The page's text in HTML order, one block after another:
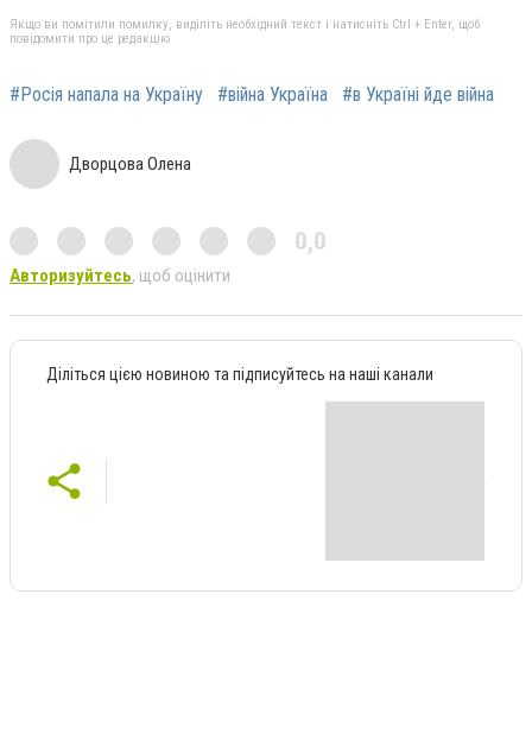
Якщо ви помітили помилку, виділіть необхідний текст і натисніть Ctrl + Enter, щоб
повідомити про це редакцію
#Росія напала на Україну #війна Україна #в Україні йде війна
Дворцова Олена
0,0
Авторизуйтесь, щоб оцінити
Діліться цією новиною та підписуйтесь на наші канали